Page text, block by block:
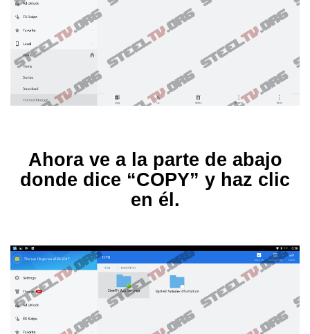
Ahora ve a la parte de abajo
donde dice “COPY” y haz clic
en él.